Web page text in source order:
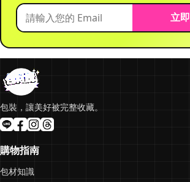
立
包裝，讓美好被完整收藏。
購物指南
包材知識